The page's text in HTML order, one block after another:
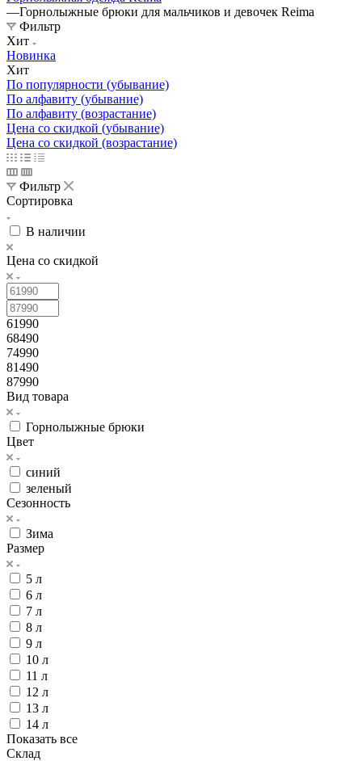
—Горнолыжные брюки для мальчиков и девочек Reima
Фильтр
Хит
Новинка
Хит
По популярности (убывание)
По алфавиту (убывание)
По алфавиту (возрастание)
Цена со скидкой (убывание)
Цена со скидкой (возрастание)
Фильтр
Сортировка
В наличии
Цена со скидкой
61990
68490
74990
81490
87990
Вид товара
Горнолыжные брюки
Цвет
синий
зеленый
Сезонность
Зима
Размер
5 л
6 л
7 л
8 л
9 л
10 л
11 л
12 л
13 л
14 л
Показать все
Склад